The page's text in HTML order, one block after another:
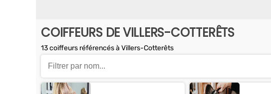
COIFFEURS DE VILLERS-COTTERÊTS
13 coiffeurs référencés à Villers-Cotterêts